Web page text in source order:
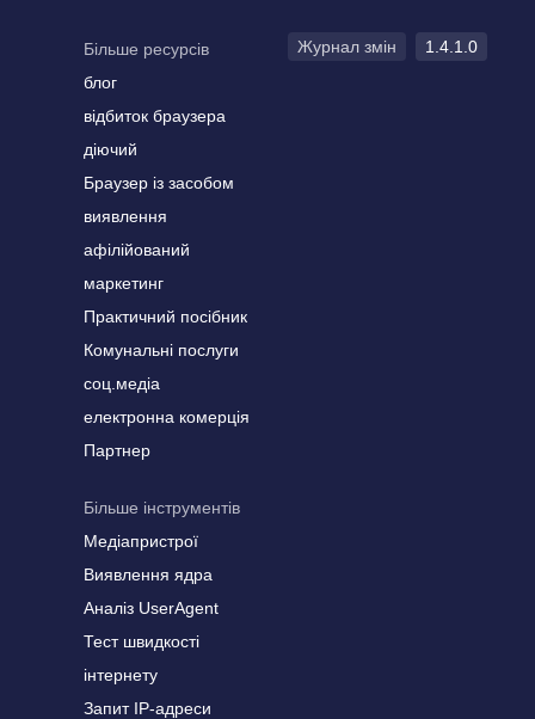
Більше ресурсів
блог
відбиток браузера
діючий
Браузер із засобом
виявлення
афілійований
маркетинг
Практичний посібник
Комунальні послуги
соц.медіа
електронна комерція
Партнер
Більше інструментів
Медіапристрої
Виявлення ядра
Аналіз UserAgent
Тест швидкості
інтернету
Запит IP-адреси
Журнал змін 1.4.1.0